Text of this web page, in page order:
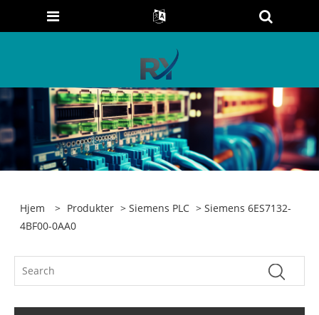
Hjem > Produkter >Siemens PLC > Siemens 6ES7132-
4BF00-0AA0